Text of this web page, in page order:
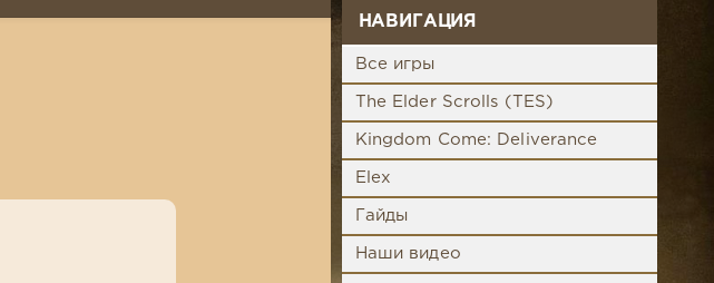
НАВИГАЦИЯ
Все игры
The Elder Scrolls (TES)
Kingdom Come: Deliverance
Elex
Гайды
Наши видео